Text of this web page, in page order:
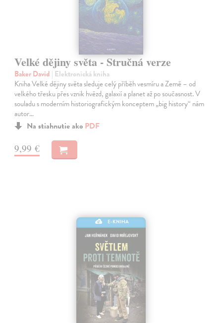
Velké dějiny světa - Stručná verze
Baker David | Elektronická kniha
Kniha Velké dějiny světa sleduje celý příběh vesmíru a Země – od
velkého třesku přes vznik hvězd, galaxií a planet až po současnost. V
souladu s moderním historiografickým konceptem „big history“ nám
autor…
Na stiahnutie ako PDF
9,99 €
E-KNIHA